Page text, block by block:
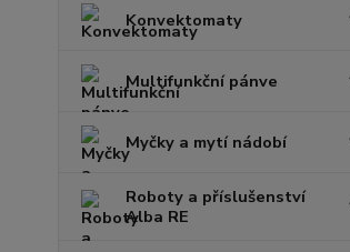
Konvektomaty
Multifunkční pánve
Myčky a mytí nádobí
Roboty a příslušenství
Alba RE